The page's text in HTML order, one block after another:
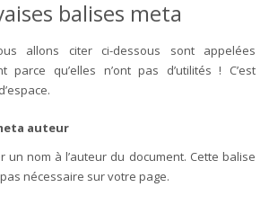
balises meta
allons citer ci-dessous sont appelées
parce qu’elles n’ont pas d’utilités ! C’est
auteur
un nom à l’auteur du document. Cette balise
nécessaire sur votre page.